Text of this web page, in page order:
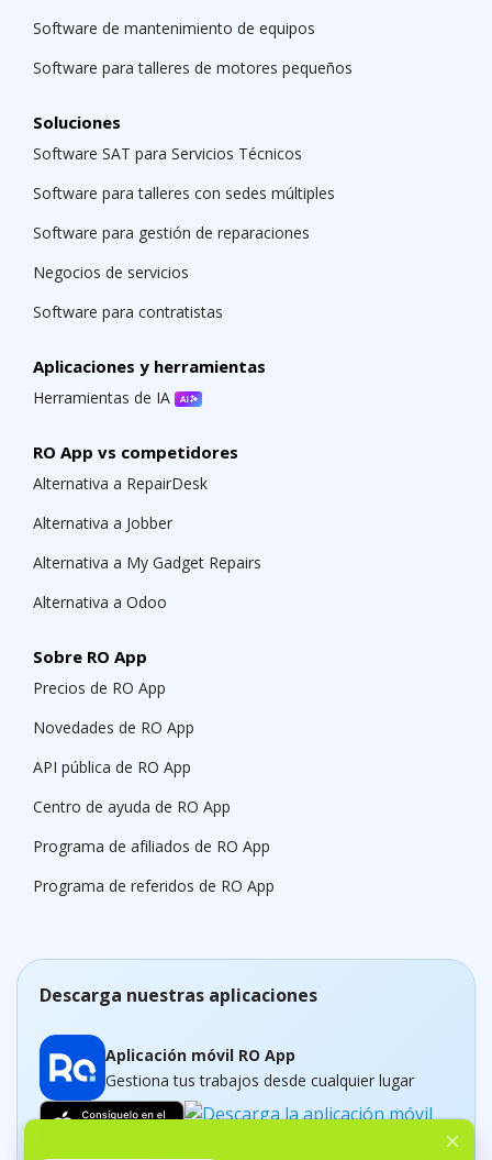
Software de mantenimiento de equipos
Software para talleres de motores pequeños
Soluciones
Software SAT para Servicios Técnicos
Software para talleres con sedes múltiples
Software para gestión de reparaciones
Negocios de servicios
Software para contratistas
Aplicaciones y herramientas
Herramientas de IA
RO App vs competidores
Alternativa a RepairDesk
Alternativa a Jobber
Alternativa a My Gadget Repairs
Alternativa a Odoo
Sobre RO App
Precios de RO App
Novedades de RO App
API pública de RO App
Centro de ayuda de RO App
Programa de afiliados de RO App
Programa de referidos de RO App
Descarga nuestras aplicaciones
Aplicación móvil RO App
Gestiona tus trabajos desde cualquier lugar